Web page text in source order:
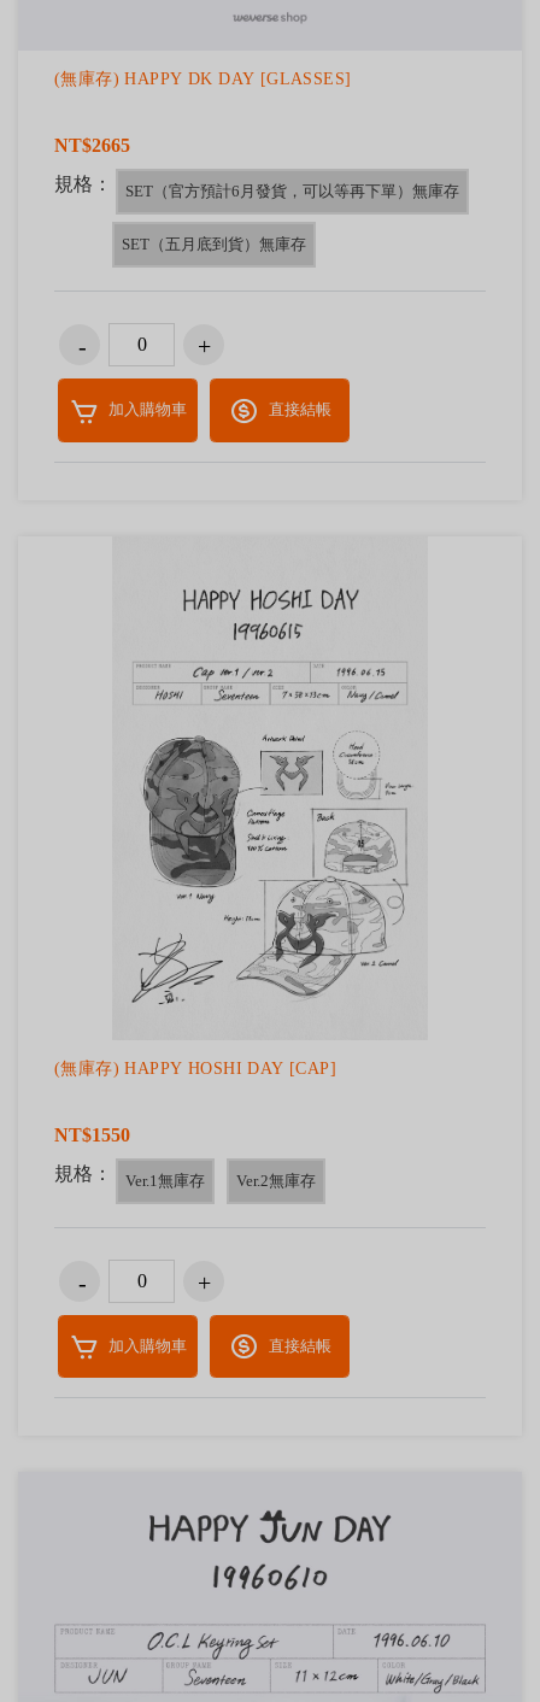
(無庫存) HAPPY DK DAY [GLASSES]
NT$2665
規格：
SET（官方預計6月發貨，可以等再下單）無庫存
SET（五月底到貨）無庫存
加入購物車 直接結帳
(無庫存) HAPPY HOSHI DAY [CAP]
NT$1550
規格：
Ver.1無庫存 Ver.2無庫存
加入購物車 直接結帳